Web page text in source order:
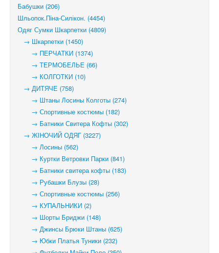
Бабушки (206)
Шльопок.Піна-Силікон. (4454)
Одяг Сумки Шкарпетки (4809)
→ Шкарпетки (1450)
→ ПЕРЧАТКИ (1374)
→ ТЕРМОБЕЛЬЕ (66)
→ КОЛГОТКИ (10)
→ ДИТЯЧЕ (758)
→ Штаны Лосины Колготы (274)
→ Спортивные костюмы (182)
→ Батники Свитера Кофты (302)
→ ЖІНОЧИЙ ОДЯГ (3227)
→ Лосины (562)
→ Куртки Ветровки Парки (841)
→ Батники свитера кофты (183)
→ Рубашки Блузы (28)
→ Спортивные костюмы (256)
→ КУПАЛЬНИКИ (2)
→ Шорты Бриджи (148)
→ Джинсы Брюки Штаны (625)
→ Юбки Платья Туники (232)